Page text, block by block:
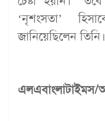
‘নৃশংসতা’
জানিয়েছিলেন তিনি।